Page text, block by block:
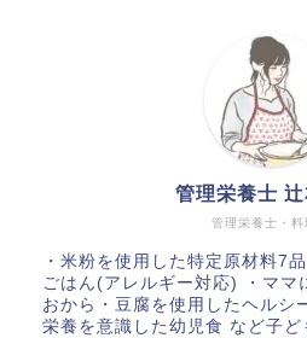
管理栄養士・料
管理栄養士
・米粉を使用した特定原材料7
ごはん(アレルギー対応) ・ママ
おから・豆腐を使用したヘルシ
栄養を意識した幼児食 など子ど